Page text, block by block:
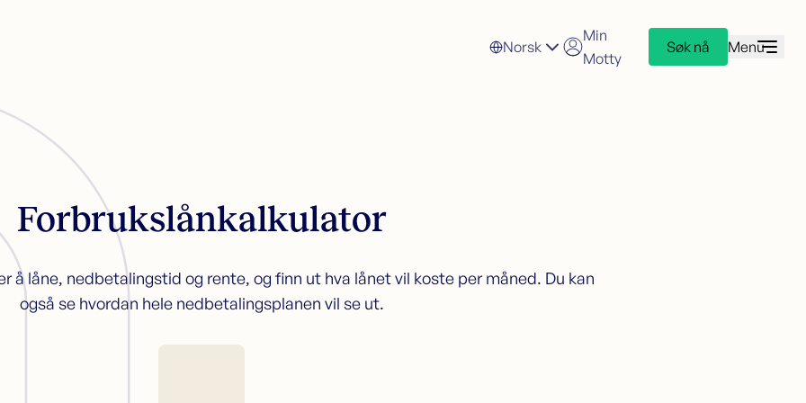
Norsk
Min
Motty
Søk nå Menu
Søk refinansiering
Refinansiering uten sikkerhet
Refinansiering med sikkerhet
Økonomisk hjelp
Kundeservice
Kontakt oss
Guider
Forbrukslånkalkulator
å låne, nedbetalingstid og rente, og finn ut hva lånet vil koste per måned. Du kan
også se hvordan hele nedbetalingsplanen vil se ut.